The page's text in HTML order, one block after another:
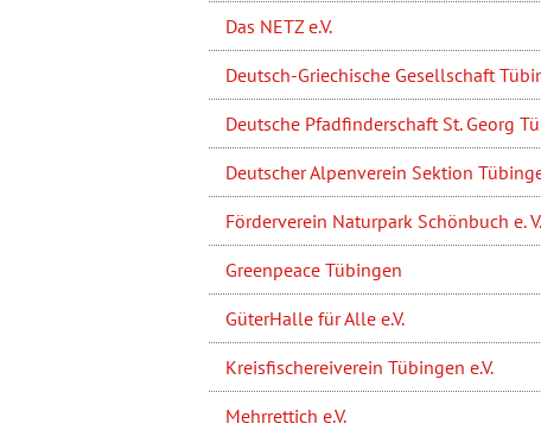
Das NETZ e.V.
Deutsch-Griechische Gesellschaft
Deutsche Pfadfinderschaft St. Georg
Deutscher Alpenverein Sektion
Förderverein Naturpark Schönbuch e. V.
Greenpeace Tübingen
GüterHalle für Alle e.V.
Kreisfischereiverein Tübingen e.V.
Mehrrettich e.V.